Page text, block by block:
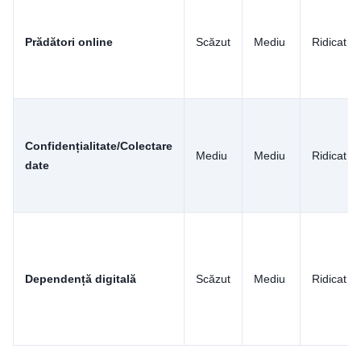
Prădători online Scăzut Mediu Ridicat
Confidențialitate/Colectare
date
Mediu Mediu Ridicat
Dependență digitală Scăzut Mediu Ridicat